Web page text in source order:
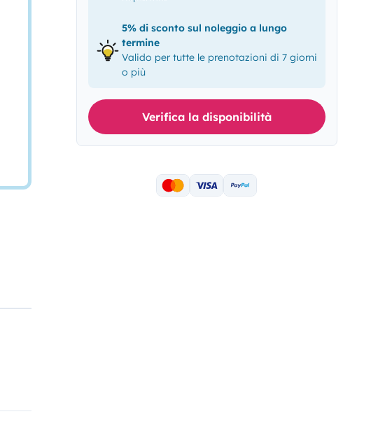
5% di sconto sul noleggio a lungo
termine
Valido per tutte le prenotazioni di 7 giorni
o più
Verifica la disponibilità